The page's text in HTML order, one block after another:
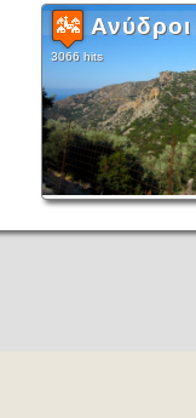
Ανύδροι
3066 hits